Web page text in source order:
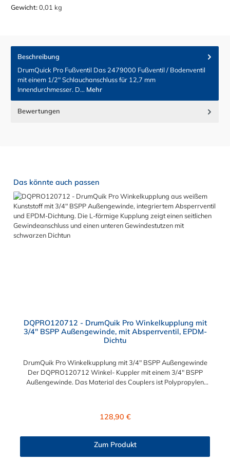
Gewicht:0,01 kg
Beschreibung
DrumQuick Pro Fußventil Das 2479000 Fußventil / Bodenventil
mit einem 1/2" Schlauchanschluss für 12,7 mm
Innendurchmesser. D… Mehr
Bewertungen
Produktgalerie überspringen
Das könnte auch passen
DQPRO120712 - DrumQuik Pro Winkelkupplung mit
3/4" BSPP Außengewinde, mit Absperrventil, EPDM-
Dichtu
DrumQuik Pro Winkelkupplung mit 3/4" BSPP Außengewinde
Der DQPRO120712 Winkel- Kuppler mit einem 3/4" BSPP
Außengewinde. Das Material des Couplers ist Polypropylen
Regulärer Preis:
128,90 €
Zum Produkt